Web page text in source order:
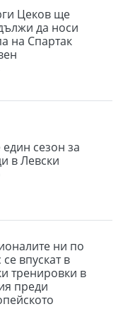
Цеков ще
да носи
на Спартак
сезон за
в Левски
ни по
се впускат в
тренировки в
преди